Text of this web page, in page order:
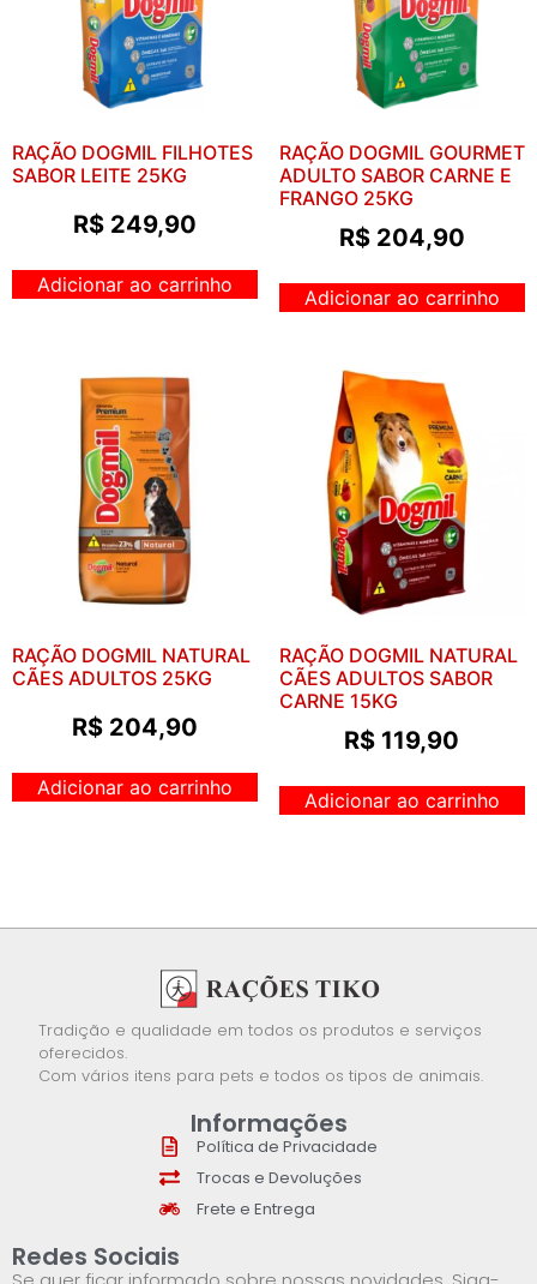
RAÇÃO DOGMIL FILHOTES
SABOR LEITE 25KG
R$ 249,90
Adicionar ao carrinho
RAÇÃO DOGMIL GOURMET
ADULTO SABOR CARNE E
FRANGO 25KG
R$204,90
Adicionar ao carrinho
RAÇÃO DOGMIL NATURAL
CÃES ADULTOS 25KG
R$ 204,90
Adicionar ao carrinho
RAÇÃO DOGMIL NATURAL
CÃES ADULTOS SABOR
CARNE 15KG
R$ 119,90
Adicionar ao carrinho
Tradição e qualidade em todos os produtos e serviços
oferecidos.
Com vários itens para pets e todos os tipos de animais.
Informações
Política de Privacidade
Trocas e Devoluções
Frete e Entrega
Redes Sociais